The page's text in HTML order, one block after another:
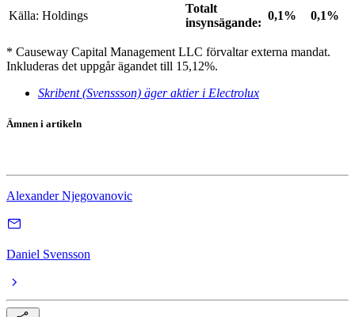
Källa: Holdings
Totalt
insynsägande:
0,1% 0,1%
* Causeway Capital Management LLC förvaltar externa mandat.
Inkluderas det uppgår ägandet till 15,12%.
Skribent (Svenssson) äger aktier i Electrolux
Ämnen i artikeln
Alexander Njegovanovic
Daniel Svensson